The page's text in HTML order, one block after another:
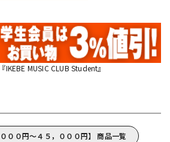
MUSIC CLUB Student』
００円～４５，０００円】 商品一覧